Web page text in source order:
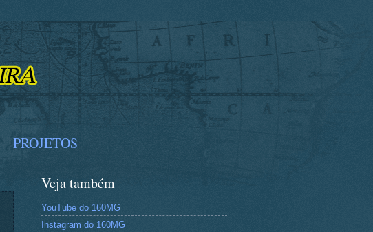
PROJETOS
Veja também
YouTube do 160MG
Instagram do 160MG